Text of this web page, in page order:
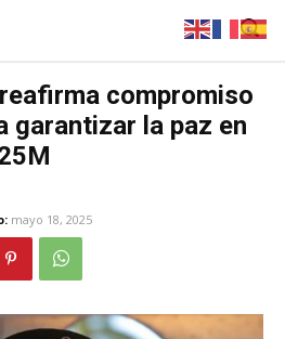
compromiso
garantizar la paz en
mayo 18, 2025